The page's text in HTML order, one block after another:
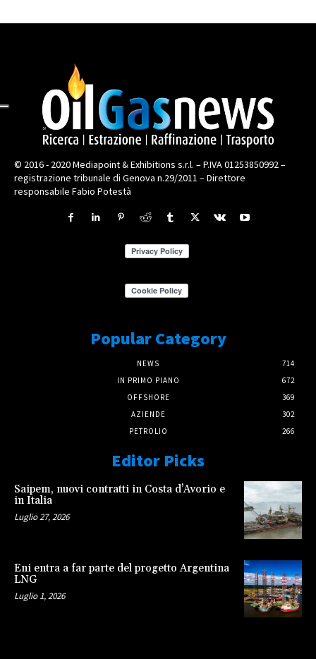
© 2016 - 2020 Mediapoint & Exhibitions s.r.l. – P.IVA 01253850992 –
registrazione tribunale di Genova n.29/2011 – Direttore
responsabile Fabio Potestà
Popular Category
NEWS
714
IN PRIMO PIANO
672
OFFSHORE
369
AZIENDE
302
PETROLIO
266
Editor Picks
Saipem, nuovi contratti in Costa d’Avorio e
in Italia
Luglio 27, 2026
Eni entra a far parte del progetto Argentina
LNG
Luglio 1, 2026